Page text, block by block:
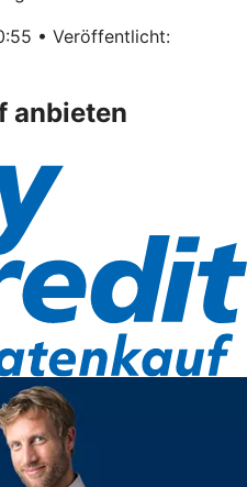
• Veröffentlicht:
anbieten